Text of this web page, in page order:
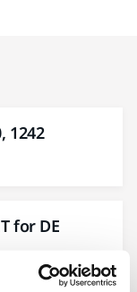
1242
for DE